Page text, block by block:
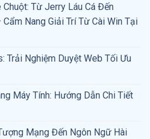
Từ Jerry Láu Cá Đến
Nang Giải Trí Từ Cài Win Tại
Trải Nghiệm Duyệt Web Tối Ưu
Máy Tính: Hướng Dẫn Chi Tiết
Mạng Đến Ngôn Ngữ Hài